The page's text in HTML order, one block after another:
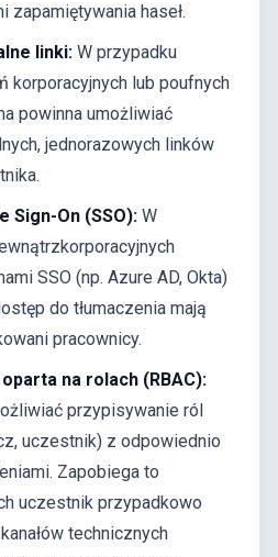
zapamiętywania haseł.
linki: W przypadku
korporacyjnych lub poufnych
powinna umożliwiać
jednorazowych linków
Sign-On (SSO): W
SSO (np. Azure AD, Okta)
do tłumaczenia mają
pracownicy.
na rolach (RBAC):
przypisywanie ról
uczestnik) z odpowiednio
Zapobiega to
uczestnik przypadkowo
technicznych